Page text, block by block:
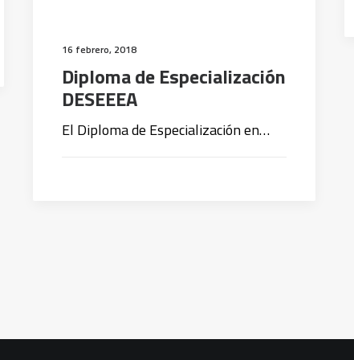
16 febrero, 2018
Diploma de Especialización
DESEEEA
El Diploma de Especialización en…